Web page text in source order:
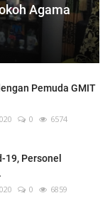
Agama
Pemuda GMIT
0 6574
19, Personel
0 6859